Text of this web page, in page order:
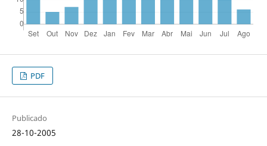
PDF
Publicado
28-10-2005